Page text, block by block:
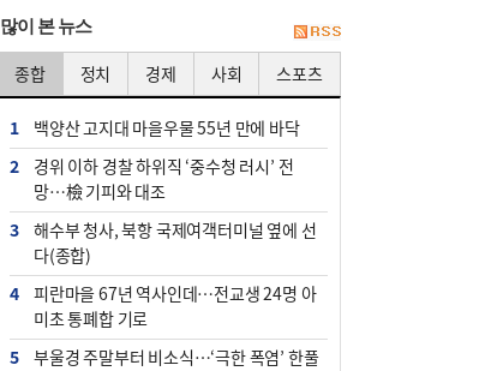
많이 본 뉴스
종합 정치 경제 사회 스포츠
1
백양산 고지대 마을우물 55년 만에 바닥
2
경위 이하 경찰 하위직 ‘중수청 러시’ 전
망…檢 기피와 대조
3
해수부 청사, 북항 국제여객터미널 옆에 선
다(종합)
4
피란마을 67년 역사인데…전교생 24명 아
미초 통폐합 기로
5
부울경 주말부터 비소식…‘극한 폭염’ 한풀